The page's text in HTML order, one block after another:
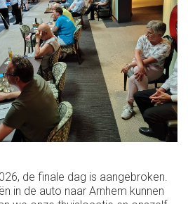
de finale dag is aangebroken.
in de auto naar Arnhem kunnen